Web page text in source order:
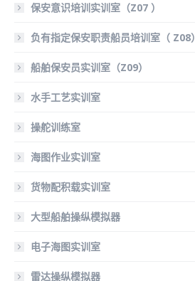
保安意识培训实训室（Z07 ）
负有指定保安职责船员培训室（ Z08）
船舶保安员实训室（Z09）
水手工艺实训室
操舵训练室
海图作业实训室
货物配积载实训室
大型船舶操纵模拟器
电子海图实训室
雷达操纵模拟器